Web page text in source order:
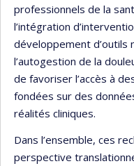
professionnels de la
l’intégration
développement d’outils
l’autogestion de la
de favoriser l’accès à
fondées sur des
réalités cliniques.
Dans l’ensemble, ces
perspective